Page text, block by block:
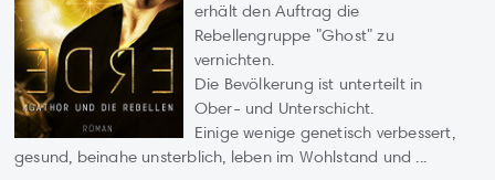
erhält den Auftrag die
Rebellengruppe "Ghost" zu
vernichten.
Die Bevölkerung ist unterteilt in
Ober- und Unterschicht.
Einige wenige genetisch verbessert,
gesund, beinahe unsterblich, leben im Wohlstand und ...